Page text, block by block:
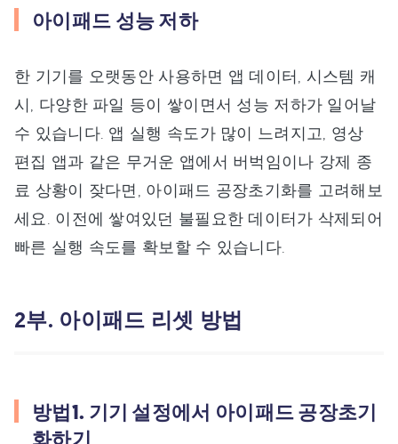
아이패드 성능 저하
한 기기를 오랫동안 사용하면 앱 데이터, 시스템 캐
시, 다양한 파일 등이 쌓이면서 성능 저하가 일어날
수 있습니다. 앱 실행 속도가 많이 느려지고, 영상
편집 앱과 같은 무거운 앱에서 버벅임이나 강제 종
료 상황이 잦다면, 아이패드 공장초기화를 고려해보
세요. 이전에 쌓여있던 불필요한 데이터가 삭제되어
빠른 실행 속도를 확보할 수 있습니다.
2부. 아이패드 리셋 방법
방법1. 기기 설정에서 아이패드 공장초기